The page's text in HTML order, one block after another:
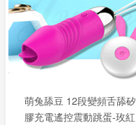
萌兔舔豆 12段變頻舌舔矽
膠充電遙控震動跳蛋-玫紅